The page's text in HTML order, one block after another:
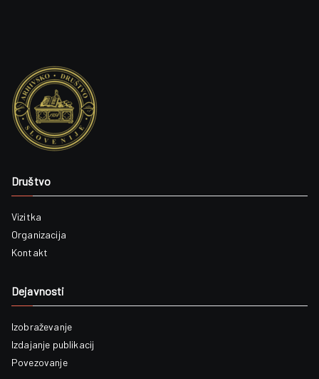
Društvo
Vizitka
Organizacija
Kontakt
Dejavnosti
Izobraževanje
Izdajanje publikacij
Povezovanje